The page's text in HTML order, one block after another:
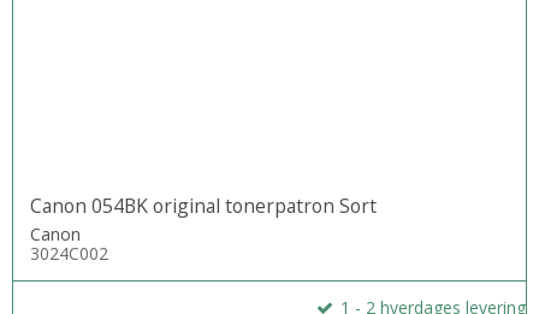
Canon 054BK original tonerpatron Sort
Canon
3024C002
1 - 2 hverdages levering